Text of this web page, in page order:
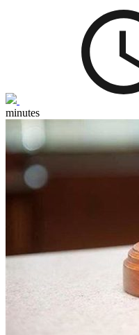
minutes